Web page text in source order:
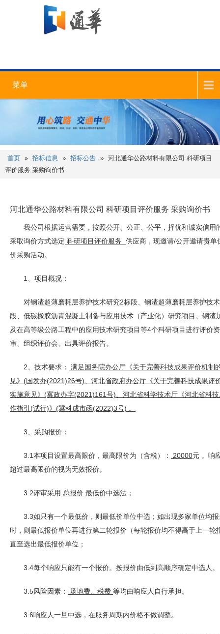
菜单
首页 » 招标信息 » 招标公告 » 河北通华公路材料有限公司 科研项目
评价服务 采购询价书
河北通华公路材料有限公司 科研项目评价服务 采购询价书
我公司根据运营需要，按照公开、公正、公平，择优和诚实信用
采取询价方式选定 科研项目评价服务 供应商，现邀请/公开邀请贵单
价采购活动。
1、项目概况：
对钢渣超薄磨耗层养护技术研究2标段、钢渣超薄磨耗层养护技
段、低碳橡胶沥青混凝土制备与应用技术（产业化）研究项目、钢渣
及在高等级公路工程中的应用技术研究项目等4个科研项目进行评价
审、组织评价会、出具评价报告。
2、技术要求：
满足国务院办公厅《关于完善科技成果评价机制
见》(国发办(2021)26号)、河北省政府办公厅《关于完善科技成果评
实施意见》(冀政办字(2021)161号)、河北省科学技术厅《河北省科
作指引(试行)》(冀科成市函(2022)3号) 。
3、采购报价：
3.1本项目设置最高限价，最高限价为（含税）： 20000元 。响
超过最高限价的视为无效报价。
3.2评审采用 总报价 最低价中选法；
3.3如只有一个最低价，则最低价单位中选；如出现多家单位均
时，则最低报价单位再进行第二轮报价（每轮报价均不得高于上一轮
直至选出最低报价单位；
3.4每个响应只能有一个报价。按报价由低到高顺序确定中选人。
3.5风险因素： 场地费、税费 等均由响应人自行承担。
3.6响应人一旦中选，在服务周期内价格不做调整。